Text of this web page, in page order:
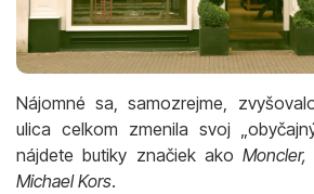
Nájomné sa, samozrejme,
ulica celkom zmenila svoj
nájdete butiky značiek ako
Michael Kors.